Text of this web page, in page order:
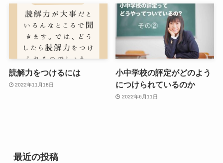
読解力をつけるには
2022年11月18日
小中学校の評定がどのよう
につけられているのか
2022年6月11日
最近の投稿